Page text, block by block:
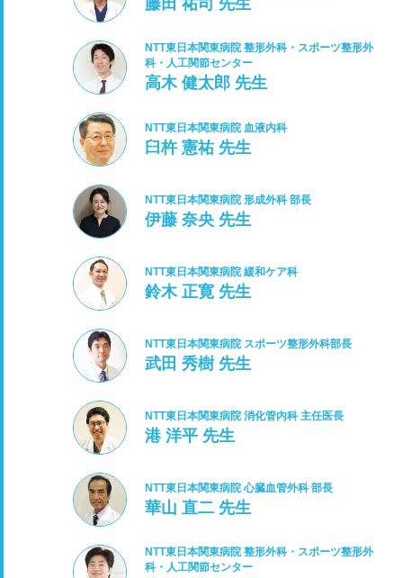
NTT東日本関東病院 整形外科・スポーツ整形外
科・人工関節センター
高木 健太郎 先生
NTT東日本関東病院 血液内科
臼杵 憲祐 先生
NTT東日本関東病院 形成外科 部長
伊藤 奈央 先生
NTT東日本関東病院 緩和ケア科
鈴木 正寛 先生
NTT東日本関東病院 スポーツ整形外科部長
武田 秀樹 先生
NTT東日本関東病院 消化管内科 主任医長
港 洋平 先生
NTT東日本関東病院 心臓血管外科 部長
華山 直二 先生
NTT東日本関東病院 整形外科・スポーツ整形外
科・人工関節センター